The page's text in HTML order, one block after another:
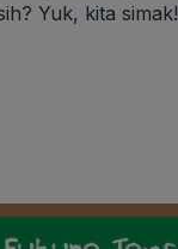
Yuk, kita simak!